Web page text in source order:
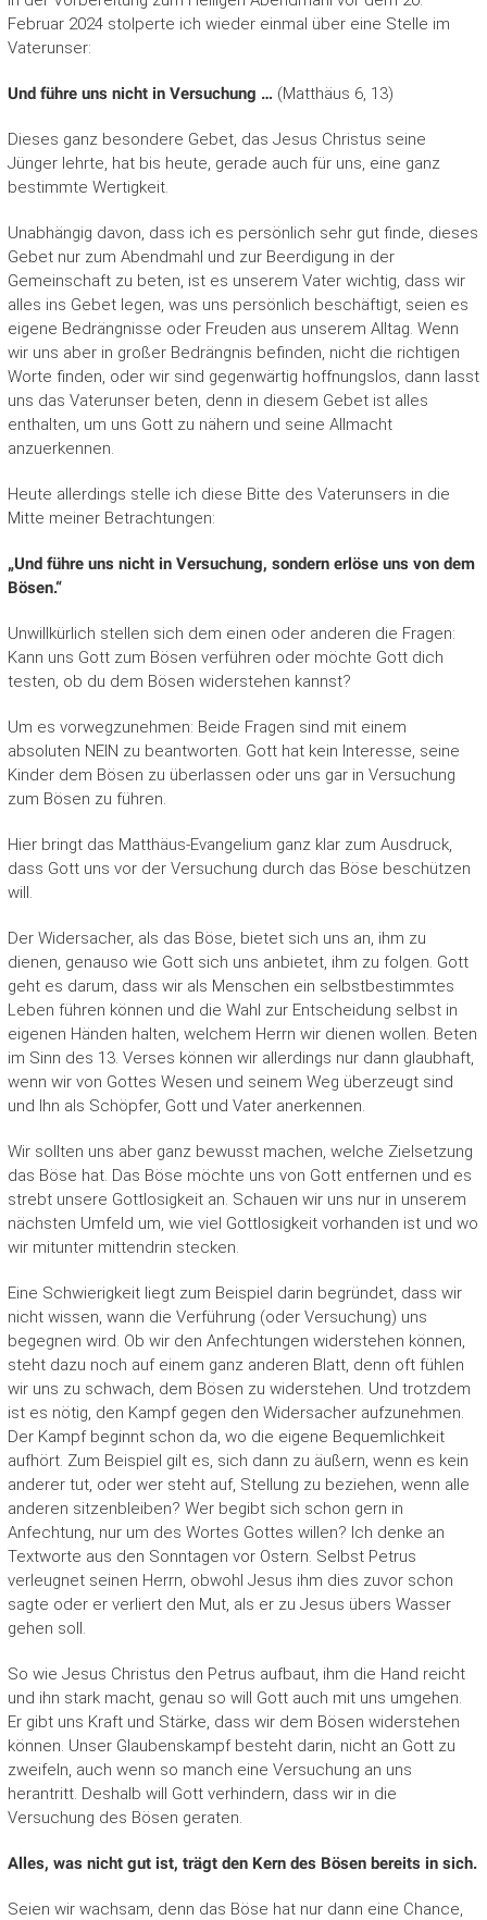
Februar 2024 stolperte ich wieder einmal über eine Stelle im
Vaterunser:
Und führe uns nicht in Versuchung … (Matthäus 6, 13)
Dieses ganz besondere Gebet, das Jesus Christus sei­ne
Jünger lehrte, hat bis heute, gerade auch für uns, eine ganz
bestimmte Wertigkeit.
Unabhängig davon, dass ich es persönlich sehr gut fin­de, dieses
Gebet nur zum Abendmahl und zur Beerdigung in der
Gemeinschaft zu beten, ist es unserem Va­ter wichtig, dass wir
alles ins Gebet legen, was uns per­sönlich beschäftigt, seien es
eigene Bedrängnisse oder Freuden aus unserem Alltag. Wenn
wir uns aber in gro­ßer Bedrängnis befinden, nicht die richtigen
Worte finden, oder wir sind gegenwärtig hoffnungslos, dann lasst
uns das Vaterunser beten, denn in diesem Gebet ist alles
enthalten, um uns Gott zu nähern und seine All­macht
anzuerkennen.
Heute allerdings stelle ich diese Bitte des Vaterunsers in die
Mitte meiner Betrachtungen:
„Und führe uns nicht in Versuchung, sondern erlöse uns von dem
Bösen.“
Unwillkürlich stellen sich dem einen oder anderen die Fra­gen:
Kann uns Gott zum Bösen verführen oder möchte Gott dich
testen, ob du dem Bösen widerstehen kannst?
Um es vorwegzunehmen: Beide Fragen sind mit einem
absoluten NEIN zu beantworten. Gott hat kein Interesse, seine
Kinder dem Bösen zu überlassen oder uns gar in Versuchung
zum Bösen zu führen.
Hier bringt das Matthäus-Evangelium ganz klar zum Ausdruck,
dass Gott uns vor der Versuchung durch das Böse beschützen
will.
Der Widersacher, als das Böse, bietet sich uns an, ihm zu
dienen, genauso wie Gott sich uns anbietet, ihm zu folgen. Gott
geht es darum, dass wir als Menschen ein selbstbestimmtes
Leben führen können und die Wahl zur Entscheidung selbst in
eigenen Händen halten, wel­chem Herrn wir dienen wollen. Beten
im Sinn des 13. Verses können wir allerdings nur dann glaubhaft,
wenn wir von Gottes Wesen und seinem Weg überzeugt sind
und Ihn als Schöpfer, Gott und Vater anerkennen.
Wir sollten uns aber ganz bewusst machen, welche Zielsetzung
das Böse hat. Das Böse möchte uns von Gott entfernen und es
strebt unsere Gottlosigkeit an. Schauen wir uns nur in unserem
nächsten Umfeld um, wie viel Gottlosigkeit vorhanden ist und wo
wir mitunter mittendrin stecken.
Eine Schwierigkeit liegt zum Beispiel darin begründet, dass wir
nicht wissen, wann die Verführung (oder Versuchung) uns
begegnen wird. Ob wir den Anfechtungen widerstehen können,
steht dazu noch auf einem ganz anderen Blatt, denn oft fühlen
wir uns zu schwach, dem Bösen zu widerstehen. Und trotzdem
ist es nötig, den Kampf gegen den Widersacher aufzunehmen.
Der Kampf beginnt schon da, wo die eigene Bequemlichkeit
aufhört. Zum Beispiel gilt es, sich dann zu äußern, wenn es kein
anderer tut, oder wer steht auf, Stellung zu beziehen, wenn alle
anderen sitzenbleiben? Wer begibt sich schon gern in
Anfechtung, nur um des Wortes Got­tes willen? Ich denke an
Textworte aus den Sonntagen vor Ostern. Selbst Petrus
verleugnet seinen Herrn, ob­wohl Jesus ihm dies zuvor schon
sagte oder er verliert den Mut, als er zu Jesus übers Wasser
gehen soll.
So wie Jesus Christus den Petrus aufbaut, ihm die Hand reicht
und ihn stark macht, genau so will Gott auch mit uns umgehen.
Er gibt uns Kraft und Stärke, dass wir dem Bösen widerstehen
können. Unser Glaubenskampf besteht darin, nicht an Gott zu
zweifeln, auch wenn so manch eine Versuchung an uns
herantritt. Deshalb will Gott verhindern, dass wir in die
Versuchung des Bösen geraten.
Alles, was nicht gut ist, trägt den Kern des Bösen bereits in sich.
Seien wir wachsam, denn das Böse hat nur dann eine Chance,